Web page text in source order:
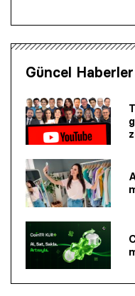
Güncel Haberler